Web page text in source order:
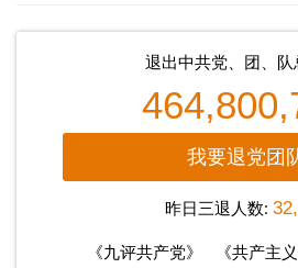
退出中共党、团、队
我要退党团
昨日三退人数:
《九评共产党》
《共产主